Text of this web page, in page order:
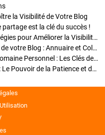
la Visibilité de Votre Blog
est la clé du succès !
Optimisation SEO des Articles : Stratégies pour Améliorer la Visibilité de Votre Blog
Stratégies pour améliorer la visibilité de votre Blog : Annuaire et Collaborations
Pourquoi Investir dans un Nom de Domaine Personnel : Les Clés de la Réussite de Votre Blog
Comment Faire Émerger Votre Blog : Le Pouvoir de la Patience et de la Persévérance